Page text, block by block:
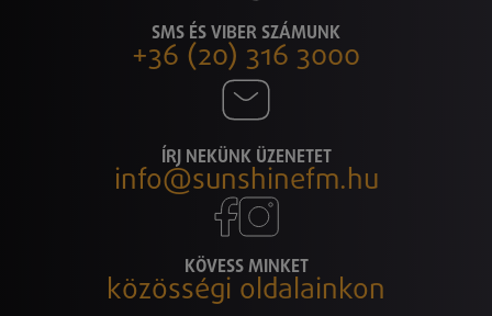
SMS ÉS VIBER SZÁMUNK
+36 (20) 316 3000
ÍRJ NEKÜNK ÜZENETET
info@sunshinefm.hu
KÖVESS MINKET
közösségi oldalainkon